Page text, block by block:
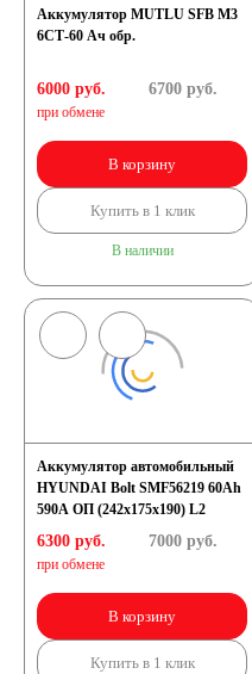
Аккумулятор MUTLU SFB M3
6СТ-60 Ач обр.
6000 руб.
при обмене
6700руб.
В корзину
Купить в 1 клик
В наличии
Аккумулятор автомобильный
HYUNDAI Bolt SMF56219 60Ah
590A ОП (242x175x190) L2
6300 руб.
при обмене
7000руб.
В корзину
Купить в 1 клик